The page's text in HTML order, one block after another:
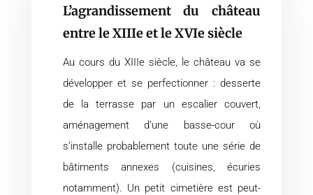
L’agrandissement du château
entre le XIIIe et le XVIe siècle
Au cours du XIIIe siècle, le château va se
développer et se perfectionner : desserte
de la terrasse par un escalier couvert,
aménagement d’une basse-cour où
s’installe probablement toute une série de
bâtiments annexes (cuisines, écuries
notamment). Un petit cimetière est peut-